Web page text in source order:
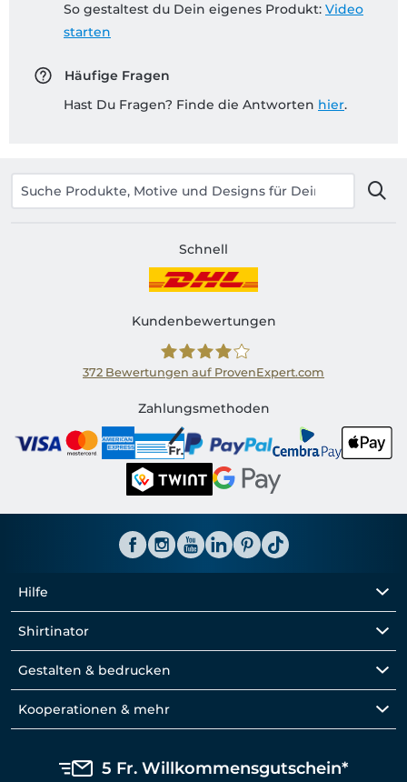
So gestaltest du Dein eigenes Produkt: Video
starten
Häufige Fragen
Hast Du Fragen? Finde die Antworten hier.
Schnell
Kundenbewertungen
Shirtinator CH
372 Bewertungen auf ProvenExpert.com
Zahlungsmethoden
Hilfe
Shirtinator
Gestalten & bedrucken
Kooperationen & mehr
5 Fr. Willkommensgutschein*